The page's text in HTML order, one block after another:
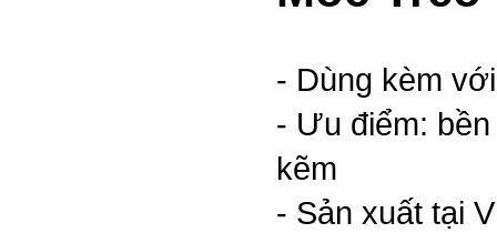
- Dùng kèm
- Ưu điểm:
kẽm
- Sản xuất tại